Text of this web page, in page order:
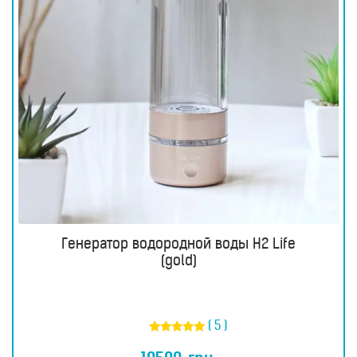
Генератор водородной воды H2 Life
(gold)
5.00
( 5 )